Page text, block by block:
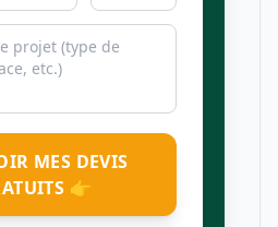
MES DEVIS
👉